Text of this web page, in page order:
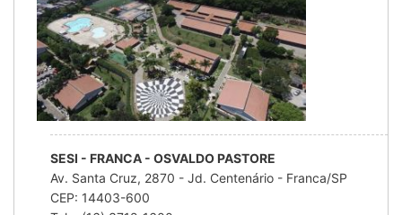
SESI - FRANCA - OSVALDO PASTORE
Av. Santa Cruz, 2870 - Jd. Centenário - Franca/SP
CEP: 14403-600